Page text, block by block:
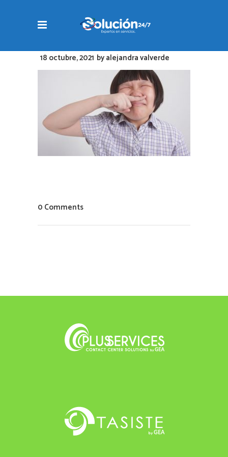
18 octubre, 2021 byalejandra valverde
0 Comments